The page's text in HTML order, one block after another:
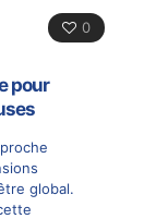
0
pour
global.